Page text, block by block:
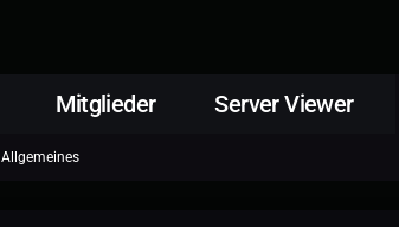
Mitglieder Server Viewer
Allgemeines